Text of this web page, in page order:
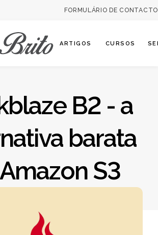
FORMULÁRIO DE CONTACTO
ARTIGOS Abrir
CURSOS
B2 - a
barata
S3